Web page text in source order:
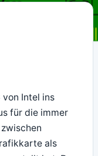
Intel ins
für die immer
als